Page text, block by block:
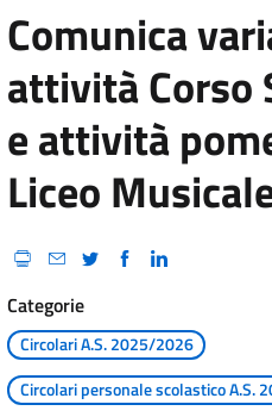
Comunica
attività Corso
e attività
Liceo
Categorie
Circolari A.S. 2025/2026
Circolari personale scolastico A.S.